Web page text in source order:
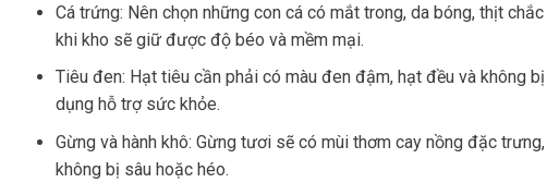
Cá trứng: Nên chọn những con cá có mắt trong, da bóng, thịt
khi kho sẽ giữ được độ béo và mềm mại.
Tiêu đen: Hạt tiêu cần phải có màu đen đậm, hạt đều và không
dụng hỗ trợ sức khỏe.
Gừng và hành khô: Gừng tươi sẽ có mùi thơm cay nồng đặc
không bị sâu hoặc héo.